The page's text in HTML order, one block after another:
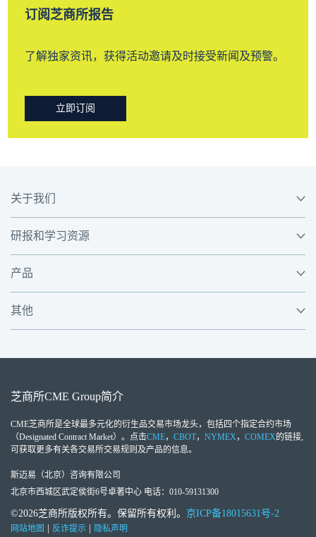
订阅芝商所报告
了解独家资讯，获得活动邀请及时接受新闻及预警。
立即订阅
关于我们
研报和学习资源
产品
其他
芝商所CME Group简介
CME芝商所是全球最多元化的衍生品交易市场龙头，包括四个指定合约市场
（Designated Contract Market）。点击CME， CBOT， NYMEX， COMEX的链接,
可获取更多有关各交易所交易规则及产品的信息。
斯迈易（北京）咨询有限公司
北京市西城区武定侯街6号卓著中心 电话：010-59131300
©2026芝商所版权所有。保留所有权利。 京ICP备18015631号-2
网站地图 反诈提示 隐私声明